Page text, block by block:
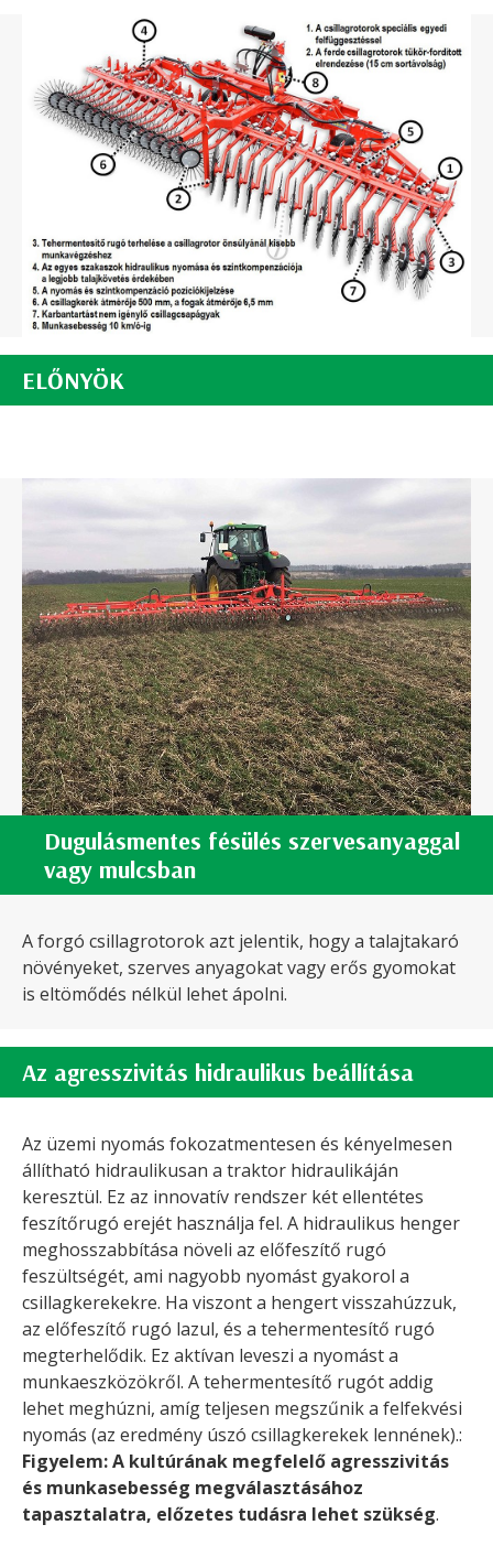
ELŐNYÖK
Dugulásmentes fésülés szervesanyaggal
vagy mulcsban
A forgó csillagrotorok azt jelentik, hogy a talajtakaró
növényeket, szerves anyagokat vagy erős gyomokat
is eltömődés nélkül lehet ápolni.
Az agresszivitás hidraulikus beállítása
Az üzemi nyomás fokozatmentesen és kényelmesen
állítható hidraulikusan a traktor hidraulikáján
keresztül. Ez az innovatív rendszer két ellentétes
feszítőrugó erejét használja fel. A hidraulikus henger
meghosszabbítása növeli az előfeszítő rugó
feszültségét, ami nagyobb nyomást gyakorol a
csillagkerekekre. Ha viszont a hengert visszahúzzuk,
az előfeszítő rugó lazul, és a tehermentesítő rugó
megterhelődik. Ez aktívan leveszi a nyomást a
munkaeszközökről. A tehermentesítő rugót addig
lehet meghúzni, amíg teljesen megszűnik a felfekvési
nyomás (az eredmény úszó csillagkerekek lennének).:
Figyelem: A kultúrának megfelelő agresszivitás
és munkasebesség megválasztásához
tapasztalatra, előzetes tudásra lehet szükség.